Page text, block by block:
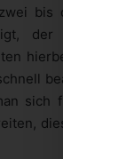
bis drei
der ist mit
hierbei
beantragt
sich für
dies kann